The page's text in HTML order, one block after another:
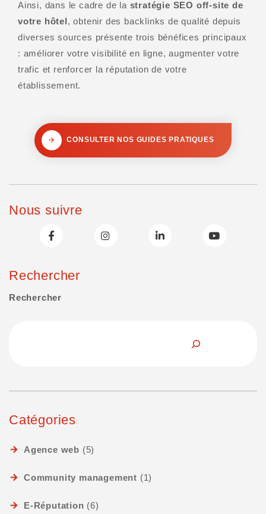
Ainsi, dans le cadre de la stratégie SEO off-site de
votre hôtel, obtenir des backlinks de qualité depuis
diverses sources présente trois bénéfices principaux
: améliorer votre visibilité en ligne, augmenter votre
trafic et renforcer la réputation de votre
établissement.
CONSULTER NOS GUIDES PRATIQUES
Nous suivre
Rechercher
Rechercher
Catégories
Agence web (5)
Community management (1)
E-Réputation (6)